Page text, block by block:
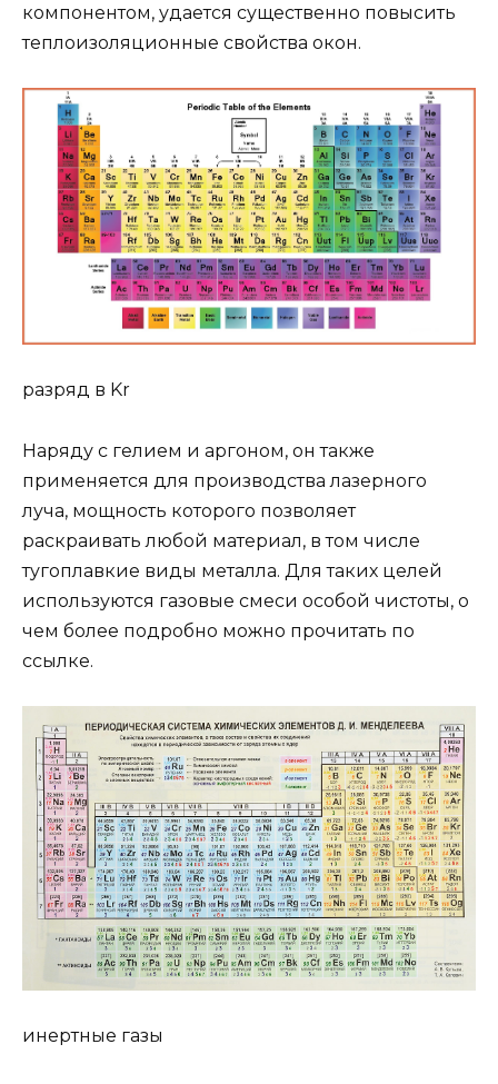
компонентом, удается существенно повысить
теплоизоляционные свойства окон.
разряд в Kr
Наряду с гелием и аргоном, он также
применяется для производства лазерного
луча, мощность которого позволяет
раскраивать любой материал, в том числе
тугоплавкие виды металла. Для таких целей
используются газовые смеси особой чистоты, о
чем более подробно можно прочитать по
ссылке.
инертные газы